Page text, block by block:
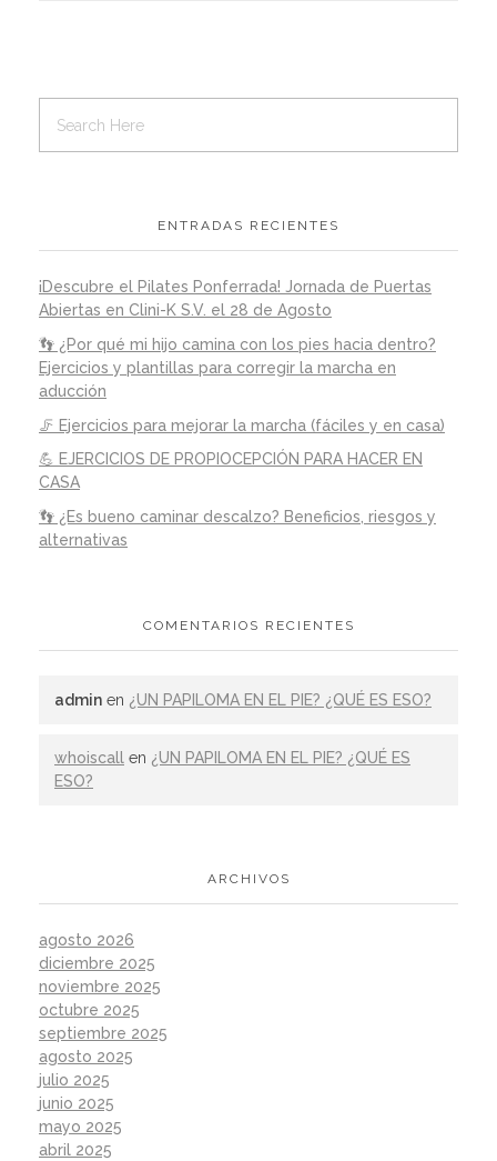
ENTRADAS RECIENTES
¡Descubre el Pilates Ponferrada! Jornada de Puertas
Abiertas en Clini-K S.V. el 28 de Agosto
👣 ¿Por qué mi hijo camina con los pies hacia dentro?
Ejercicios y plantillas para corregir la marcha en
aducción
🦵 Ejercicios para mejorar la marcha (fáciles y en casa)
💪 EJERCICIOS DE PROPIOCEPCIÓN PARA HACER EN
CASA
👣 ¿Es bueno caminar descalzo? Beneficios, riesgos y
alternativas
COMENTARIOS RECIENTES
admin en ¿UN PAPILOMA EN EL PIE? ¿QUÉ ES ESO?
whoiscall en ¿UN PAPILOMA EN EL PIE? ¿QUÉ ES
ESO?
ARCHIVOS
agosto 2026
diciembre 2025
noviembre 2025
octubre 2025
septiembre 2025
agosto 2025
julio 2025
junio 2025
mayo 2025
abril 2025